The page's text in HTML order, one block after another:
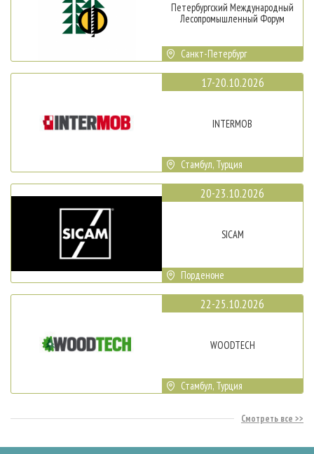
Петербургский Международный
Лесопромышленный Форум
Санкт-Петербург
17-20.10.2026
INTERMOB
Стамбул, Турция
20-23.10.2026
SICAM
Порденоне
22-25.10.2026
WOODTECH
Стамбул, Турция
Смотреть все